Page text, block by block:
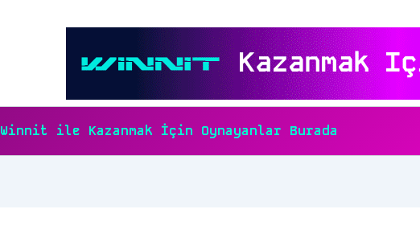
Winnit ile Kazanmak İçin Oynayanlar Burada